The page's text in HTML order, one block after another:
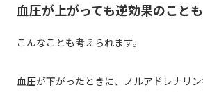
血圧が上がっても逆効果のことも
こんなことも考えられます。
血圧が下がったときに、ノルアドレナリ